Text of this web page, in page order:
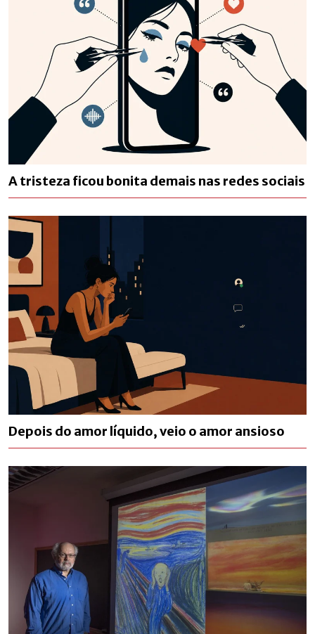
A tristeza ficou bonita demais nas redes sociais
Depois do amor líquido, veio o amor ansioso